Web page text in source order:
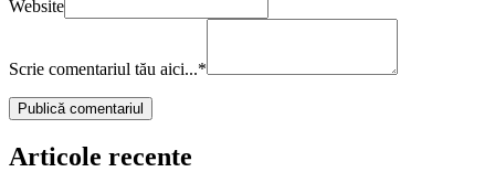
Website
Scrie comentariul tău aici...*
Articole recente